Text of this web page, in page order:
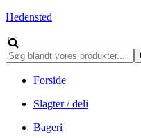
Hedensted
Forside
Slagter / deli
Bageri